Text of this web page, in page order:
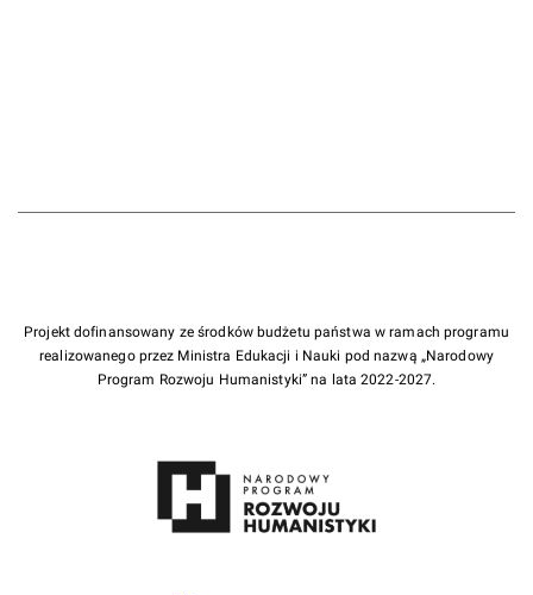
Projekt dofinansowany ze środków budżetu państwa w ramach programu
realizowanego przez Ministra Edukacji i Nauki pod nazwą „Narodowy
Program Rozwoju Humanistyki” na lata 2022-2027.